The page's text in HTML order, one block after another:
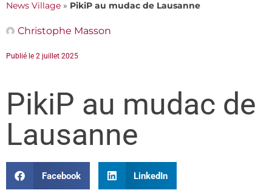
News Village » PikiP au mudac de Lausanne
Christophe Masson
Publié le 2 juillet 2025
PikiP au mudac de
Lausanne
Facebook LinkedIn